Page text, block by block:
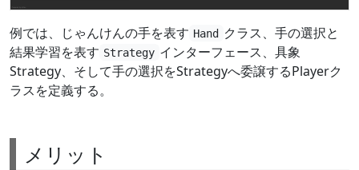
例では、じゃんけんの手を表す Hand
クラス、手の選択と
結果学習を表す Strategy インターフェース、具象
Strategy、そして手の選択をStrategyへ委譲するPlayerク
ラスを定義する。
メリット